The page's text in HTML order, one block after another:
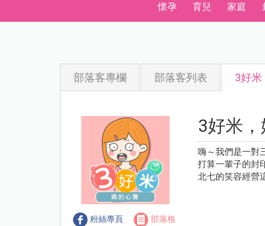
懷孕 育兒 家庭
部落客專欄 部落客列表 3好米
粉絲專頁 部落格
3好米
嗨～我們是一對
打算一輩子的封
北七的笑容經營